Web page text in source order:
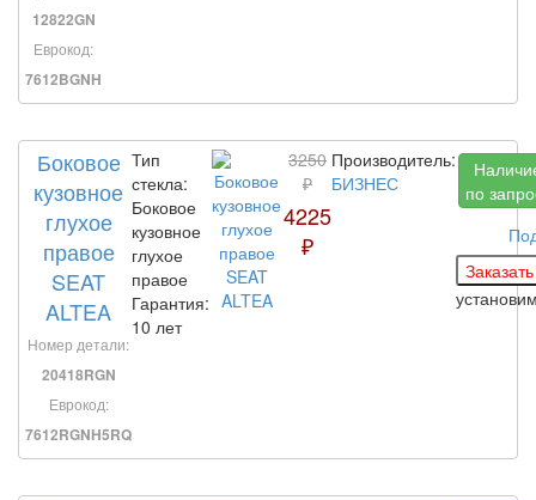
12822GN
Еврокод:
7612BGNH
Боковое
кузовное
глухое
правое
SEAT
ALTEA
Номер детали:
20418RGN
Еврокод:
7612RGNH5RQ
Тип
стекла:
Боковое
кузовное
глухое
правое
Гарантия:
10 лет
3250
₽
4225
₽
Производитель:
БИЗНЕС
по